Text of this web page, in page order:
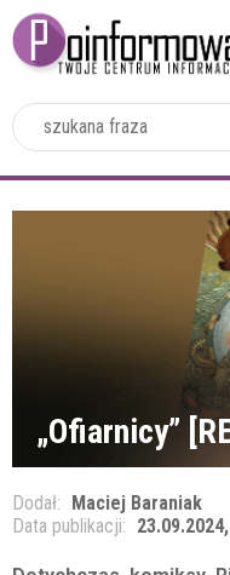
„Ofiarnicy”
Dodał: Maciej Baraniak
Data publikacji: